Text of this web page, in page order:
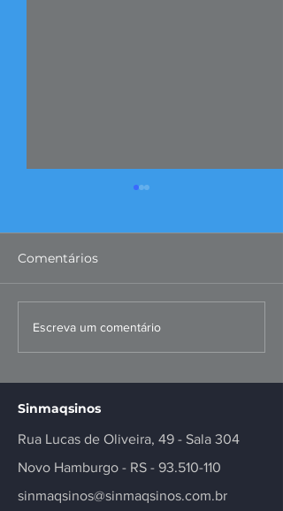
FIERGS: corte da Selic é
positivo, mas
Comentários
Escreva um comentário
Sinmaqsinos
Rua Lucas de Oliveira, 49 - Sala 304
Novo Hamburgo - RS - 93.510-110
sinmaqsinos@sinmaqsinos.com.br